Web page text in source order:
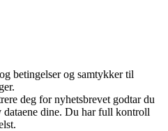
betingelser og samtykker til
deg for nyhetsbrevet godtar du
dine. Du har full kontroll